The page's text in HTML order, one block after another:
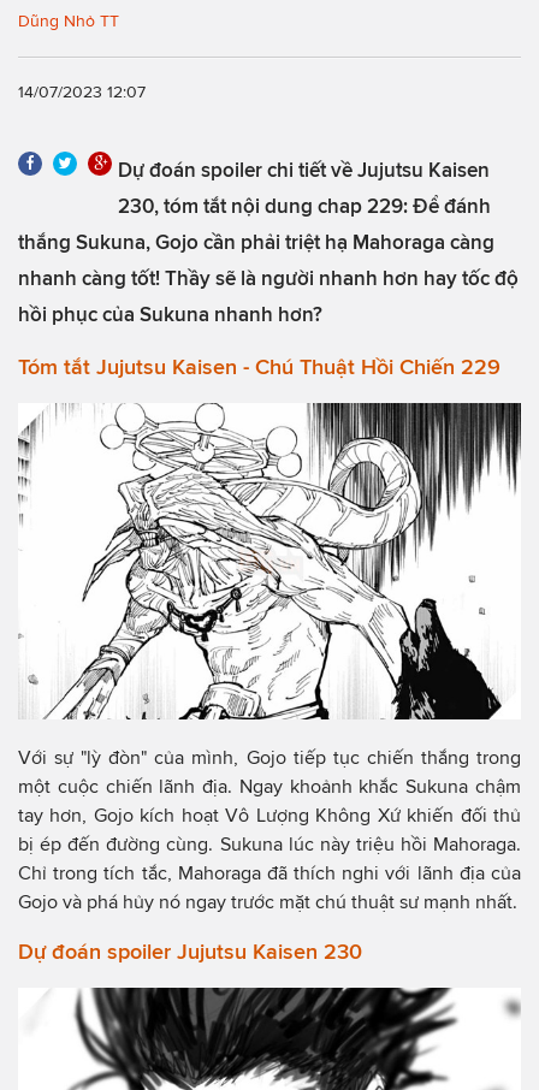
Dũng Nhỏ TT
14/07/2023 12:07
Dự đoán spoiler chi tiết về Jujutsu Kaisen
230, tóm tắt nội dung chap 229: Để đánh
thắng Sukuna, Gojo cần phải triệt hạ Mahoraga càng
nhanh càng tốt! Thầy sẽ là người nhanh hơn hay tốc độ
hồi phục của Sukuna nhanh hơn?
Tóm tắt Jujutsu Kaisen - Chú Thuật Hồi Chiến 229
Với sự "lỳ đòn" của mình, Gojo tiếp tục chiến thắng trong
một cuộc chiến lãnh địa. Ngay khoảnh khắc Sukuna chậm
tay hơn, Gojo kích hoạt Vô Lượng Không Xứ khiến đối thủ
bị ép đến đường cùng. Sukuna lúc này triệu hồi Mahoraga.
Chỉ trong tích tắc, Mahoraga đã thích nghi với lãnh địa của
Gojo và phá hủy nó ngay trước mặt chú thuật sư mạnh nhất.
Dự đoán spoiler Jujutsu Kaisen 230